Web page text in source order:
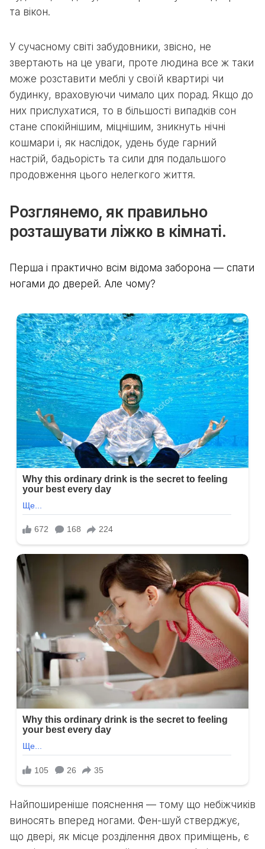
та вікон.
У сучасному світі забудовники, звісно, не
звертають на це уваги, проте людина все ж таки
може розставити меблі у своїй квартирі чи
будинку, враховуючи чимало цих порад. Якщо до
них прислухатися, то в більшості випадків сон
стане спокійнішим, міцнішим, зникнуть нічні
кошмари і, як наслідок, удень буде гарний
настрій, бадьорість та сили для подальшого
продовження цього нелегкого життя.
Розглянемо, як правильно
розташувати ліжко в кімнаті.
Перша і практично всім відома заборона — спати
ногами до дверей. Але чому?
Найпоширеніше пояснення — тому що небіжчиків
виносять вперед ногами. Фен-шуй стверджує,
що двері, як місце розділення двох приміщень, є